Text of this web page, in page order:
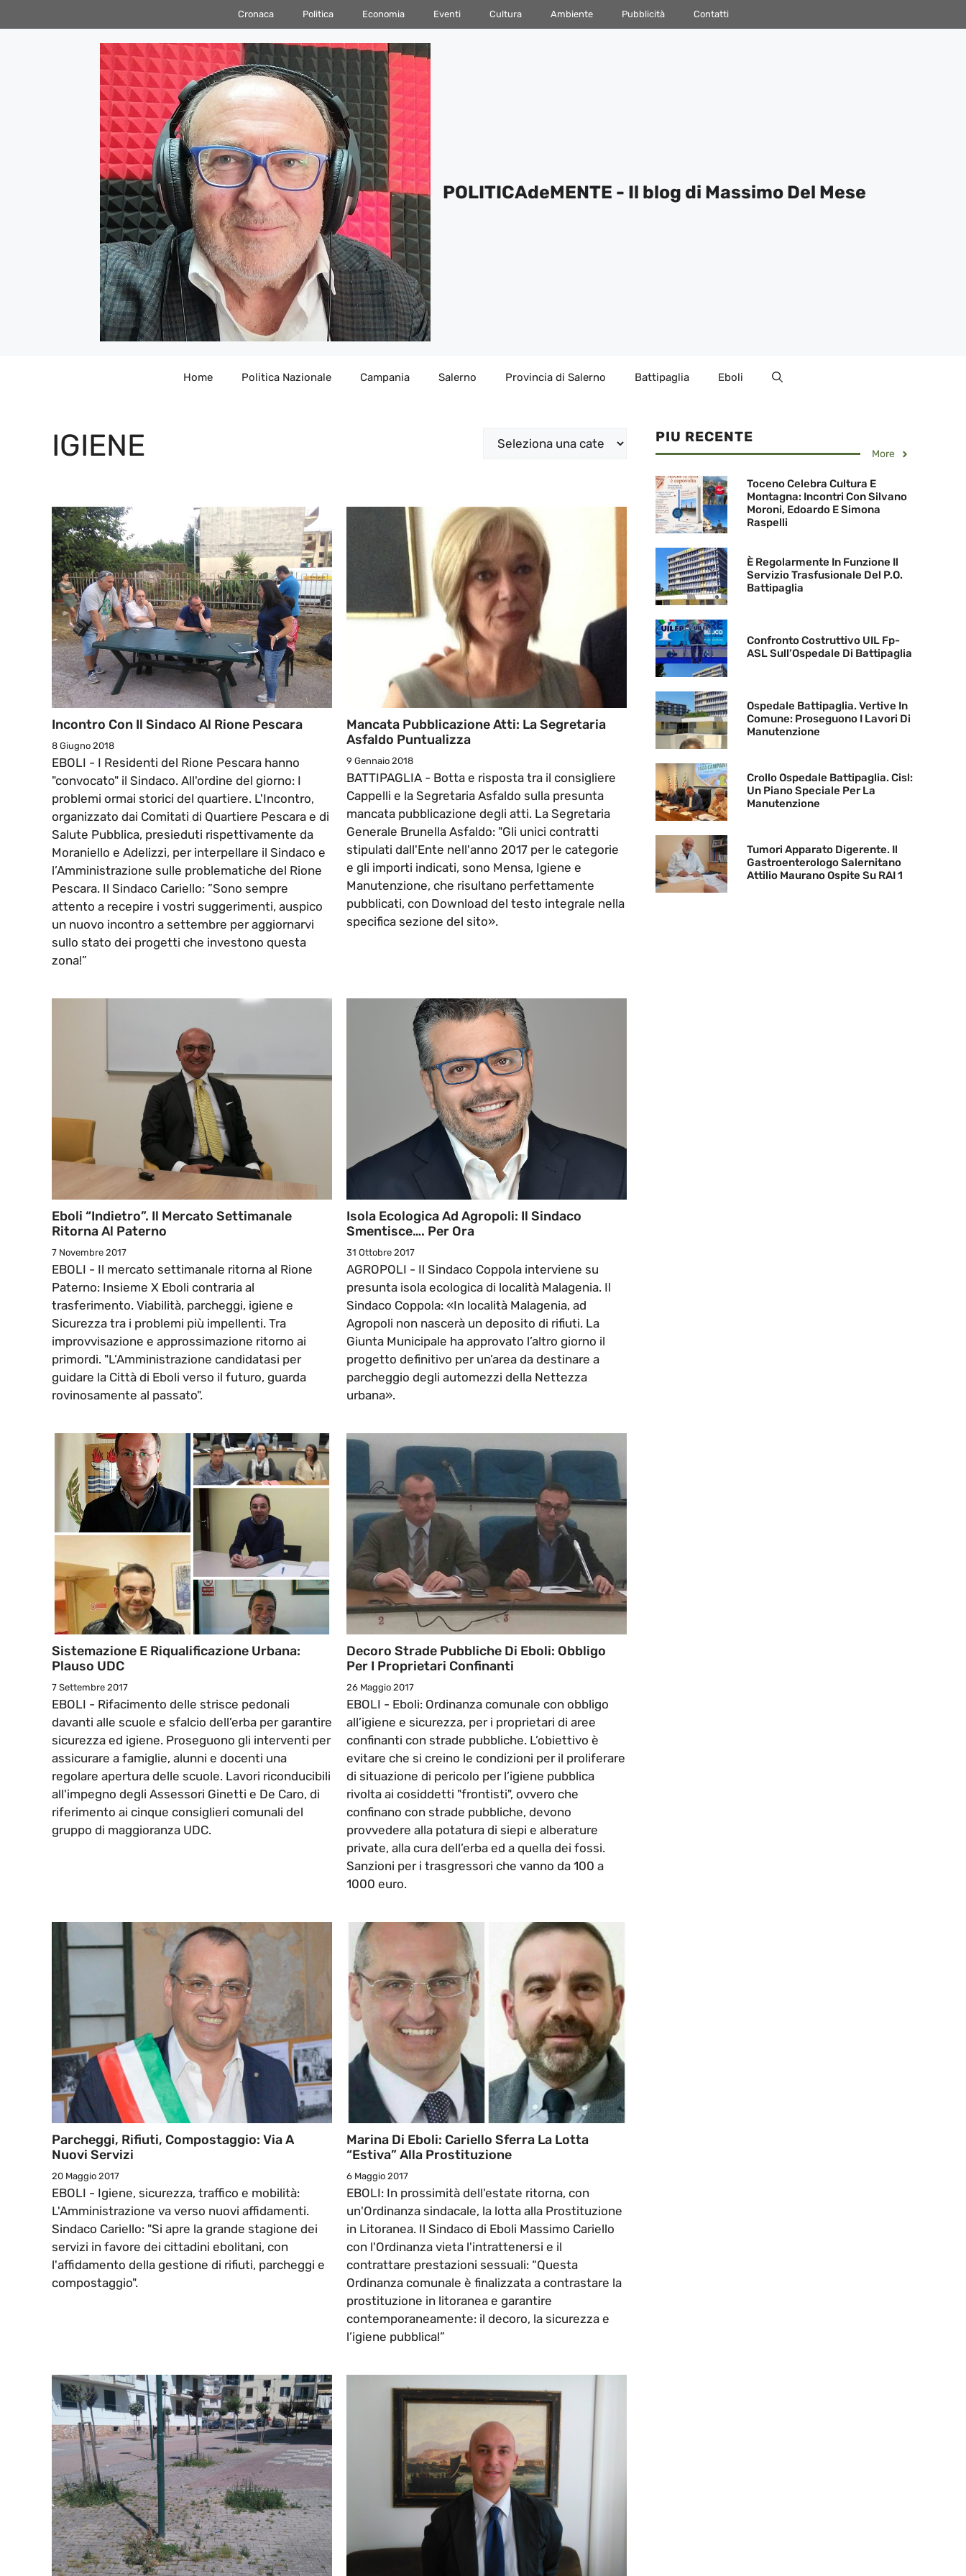
al
Cronaca Politica Economia Eventi Cultura Ambiente Pubblicità Contatti
POLITICAdeMENTE - Il blog di Massimo Del Mese
Home Politica Nazionale Campania Salerno Provincia di Salerno Battipaglia Eboli
IGIENE Categorie
Incontro Con Il Sindaco Al Rione Pescara
8 Giugno 2018
EBOLI - I Residenti del Rione Pescara hanno
"convocato" il Sindaco. All'ordine del giorno: I
problemi ormai storici del quartiere. L'Incontro,
organizzato dai Comitati di Quartiere Pescara e di
Salute Pubblica, presieduti rispettivamente da
Moraniello e Adelizzi, per interpellare il Sindaco e
l’Amministrazione sulle problematiche del Rione
Pescara. Il Sindaco Cariello: ”Sono sempre
attento a recepire i vostri suggerimenti, auspico
un nuovo incontro a settembre per aggiornarvi
sullo stato dei progetti che investono questa
zona!”
Mancata Pubblicazione Atti: La Segretaria
Asfaldo Puntualizza
9 Gennaio 2018
BATTIPAGLIA - Botta e risposta tra il consigliere
Cappelli e la Segretaria Asfaldo sulla presunta
mancata pubblicazione degli atti. La Segretaria
Generale Brunella Asfaldo: "Gli unici contratti
stipulati dall'Ente nell'anno 2017 per le categorie
e gli importi indicati, sono Mensa, Igiene e
Manutenzione, che risultano perfettamente
pubblicati, con Download del testo integrale nella
specifica sezione del sito».
Eboli “indietro”. Il Mercato Settimanale
Ritorna Al Paterno
7 Novembre 2017
EBOLI - Il mercato settimanale ritorna al Rione
Paterno: Insieme X Eboli contraria al
trasferimento. Viabilità, parcheggi, igiene e
Sicurezza tra i problemi più impellenti. Tra
improvvisazione e approssimazione ritorno ai
primordi. "L’Amministrazione candidatasi per
guidare la Città di Eboli verso il futuro, guarda
rovinosamente al passato".
Isola Ecologica Ad Agropoli: Il Sindaco
Smentisce…. Per Ora
31 Ottobre 2017
AGROPOLI - Il Sindaco Coppola interviene su
presunta isola ecologica di località Malagenia. Il
Sindaco Coppola: «In località Malagenia, ad
Agropoli non nascerà un deposito di rifiuti. La
Giunta Municipale ha approvato l’altro giorno il
progetto definitivo per un’area da destinare a
parcheggio degli automezzi della Nettezza
urbana».
Sistemazione E Riqualificazione Urbana:
Plauso UDC
7 Settembre 2017
EBOLI - Rifacimento delle strisce pedonali
davanti alle scuole e sfalcio dell’erba per garantire
sicurezza ed igiene. Proseguono gli interventi per
assicurare a famiglie, alunni e docenti una
regolare apertura delle scuole. Lavori riconducibili
all'impegno degli Assessori Ginetti e De Caro, di
riferimento ai cinque consiglieri comunali del
gruppo di maggioranza UDC.
Decoro Strade Pubbliche Di Eboli: Obbligo
Per I Proprietari Confinanti
26 Maggio 2017
EBOLI - Eboli: Ordinanza comunale con obbligo
all’igiene e sicurezza, per i proprietari di aree
confinanti con strade pubbliche. L’obiettivo è
evitare che si creino le condizioni per il proliferare
di situazione di pericolo per l’igiene pubblica
rivolta ai cosiddetti "frontisti", ovvero che
confinano con strade pubbliche, devono
provvedere alla potatura di siepi e alberature
private, alla cura dell’erba ed a quella dei fossi.
Sanzioni per i trasgressori che vanno da 100 a
1000 euro.
Parcheggi, Rifiuti, Compostaggio: Via A
Nuovi Servizi
20 Maggio 2017
EBOLI - Igiene, sicurezza, traffico e mobilità:
L'Amministrazione va verso nuovi affidamenti.
Sindaco Cariello: "Si apre la grande stagione dei
servizi in favore dei cittadini ebolitani, con
l'affidamento della gestione di rifiuti, parcheggi e
compostaggio".
Marina Di Eboli: Cariello Sferra La Lotta
“estiva” Alla Prostituzione
6 Maggio 2017
EBOLI: In prossimità dell'estate ritorna, con
un'Ordinanza sindacale, la lotta alla Prostituzione
in Litoranea. Il Sindaco di Eboli Massimo Cariello
con l'Ordinanza vieta l'intrattenersi e il
contrattare prestazioni sessuali: “Questa
Ordinanza comunale è finalizzata a contrastare la
prostituzione in litoranea e garantire
contemporaneamente: il decoro, la sicurezza e
l’igiene pubblica!”
PIU RECENTE
More
Toceno Celebra Cultura E
Montagna: Incontri Con Silvano
Moroni, Edoardo E Simona
Raspelli
È Regolarmente In Funzione Il
Servizio Trasfusionale Del P.O.
Battipaglia
Confronto Costruttivo UIL Fp-
ASL Sull’Ospedale Di Battipaglia
Ospedale Battipaglia. Vertive In
Comune: Proseguono I Lavori Di
Manutenzione
Crollo Ospedale Battipaglia. Cisl:
Un Piano Speciale Per La
Manutenzione
Tumori Apparato Digerente. Il
Gastroenterologo Salernitano
Attilio Maurano Ospite Su RAI 1